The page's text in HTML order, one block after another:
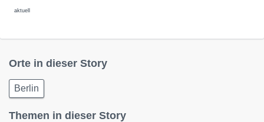
aktuell
Orte in dieser Story
Berlin
Themen in dieser Story